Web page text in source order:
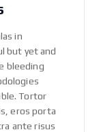
in
but yet and
bleeding
Tortor
eros porta
ante risus